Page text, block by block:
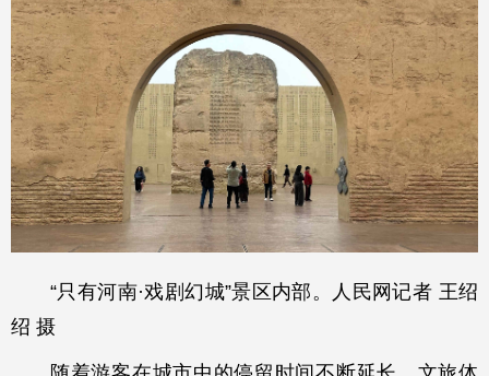
“只有河南·戏剧幻城”景区内部。人民网记者 王绍
绍 摄